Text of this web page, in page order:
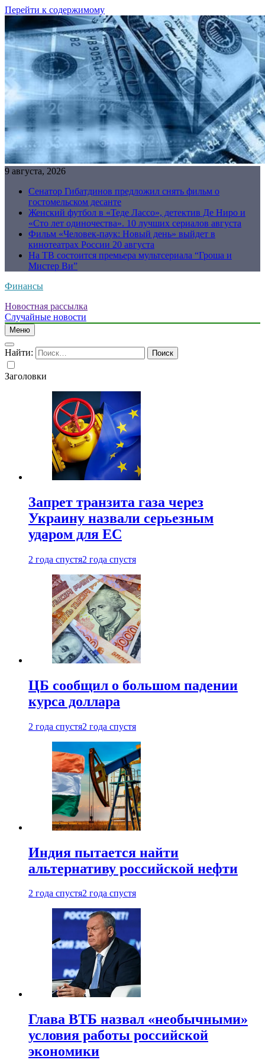
Перейти к содержимому
9 августа, 2026
Сенатор Гибатдинов предложил снять фильм о
гостомельском десанте
Женский футбол в «Теде Лассо», детектив Де Ниро и
«Сто лет одиночества». 10 лучших сериалов августа
Фильм «Человек-паук: Новый день» выйдет в
кинотеатрах России 20 августа
На ТВ состоится премьера мультсериала “Гроша и
Мистер Ви”
Финансы
Новостная рассылка
Случайные новости
Меню
Найти:
Заголовки
Запрет транзита газа через
Украину назвали серьезным
ударом для ЕС
2 года спустя2 года спустя
ЦБ сообщил о большом падении
курса доллара
2 года спустя2 года спустя
Индия пытается найти
альтернативу российской нефти
2 года спустя2 года спустя
Глава ВТБ назвал «необычными»
условия работы российской
экономики